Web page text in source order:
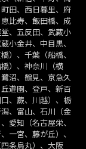
田、西日暮里、府
比寿、飯田橋、成
、五反田、武蔵小
小金井、中目黒、
）、千葉（船橋、
）、神奈川（横
沼、鶴見、京急久
遊園、登戸、新百
、蕨、川越）、栃
、富山、石川（金
愛知（名古屋栄、
一宮、藤が丘）、
条烏丸）、大阪